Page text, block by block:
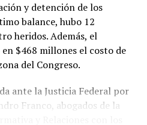
no garantizaron una
ciudadanía.
que el organismo
información al Estado
Mundial, prevista para
y detención de los
balance, hubo 12
heridos. Además, el
$468 millones el costo de
del Congreso.
ante la Justicia Federal por
Franco, abogados de la